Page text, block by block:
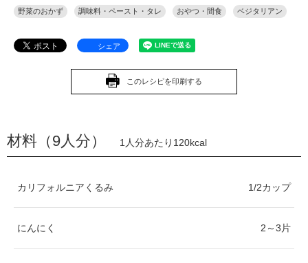
野菜のおかず 調味料・ペースト・タレ おやつ・間食 ベジタリアン
シェア
このレシピを印刷する
材料（9人分） 1人分あたり120kcal
カリフォルニアくるみ 1/2カップ
にんにく 2～3片